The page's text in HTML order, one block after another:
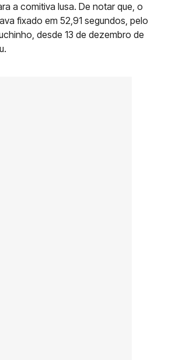
a comitiva lusa. De notar que, o
fixado em 52,91 segundos, pelo
desde 13 de dezembro de